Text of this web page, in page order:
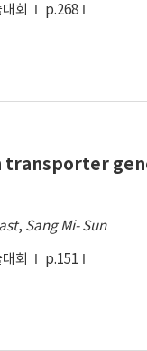
회
p.268
, Sang Mi- Sun
회
p.151